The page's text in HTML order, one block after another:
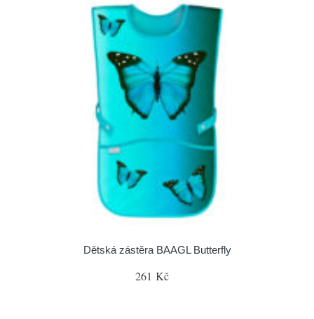
Dětská zástěra BAAGL Butterfly
261 Kč